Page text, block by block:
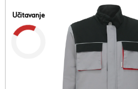
Učitavanje